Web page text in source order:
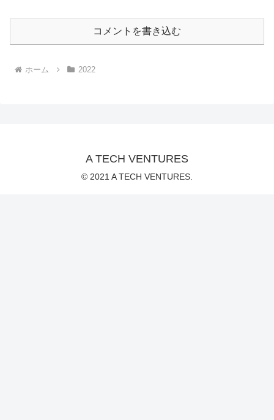
コメントを書き込む
ホーム 2022
A TECH VENTURES
© 2021 A TECH VENTURES.